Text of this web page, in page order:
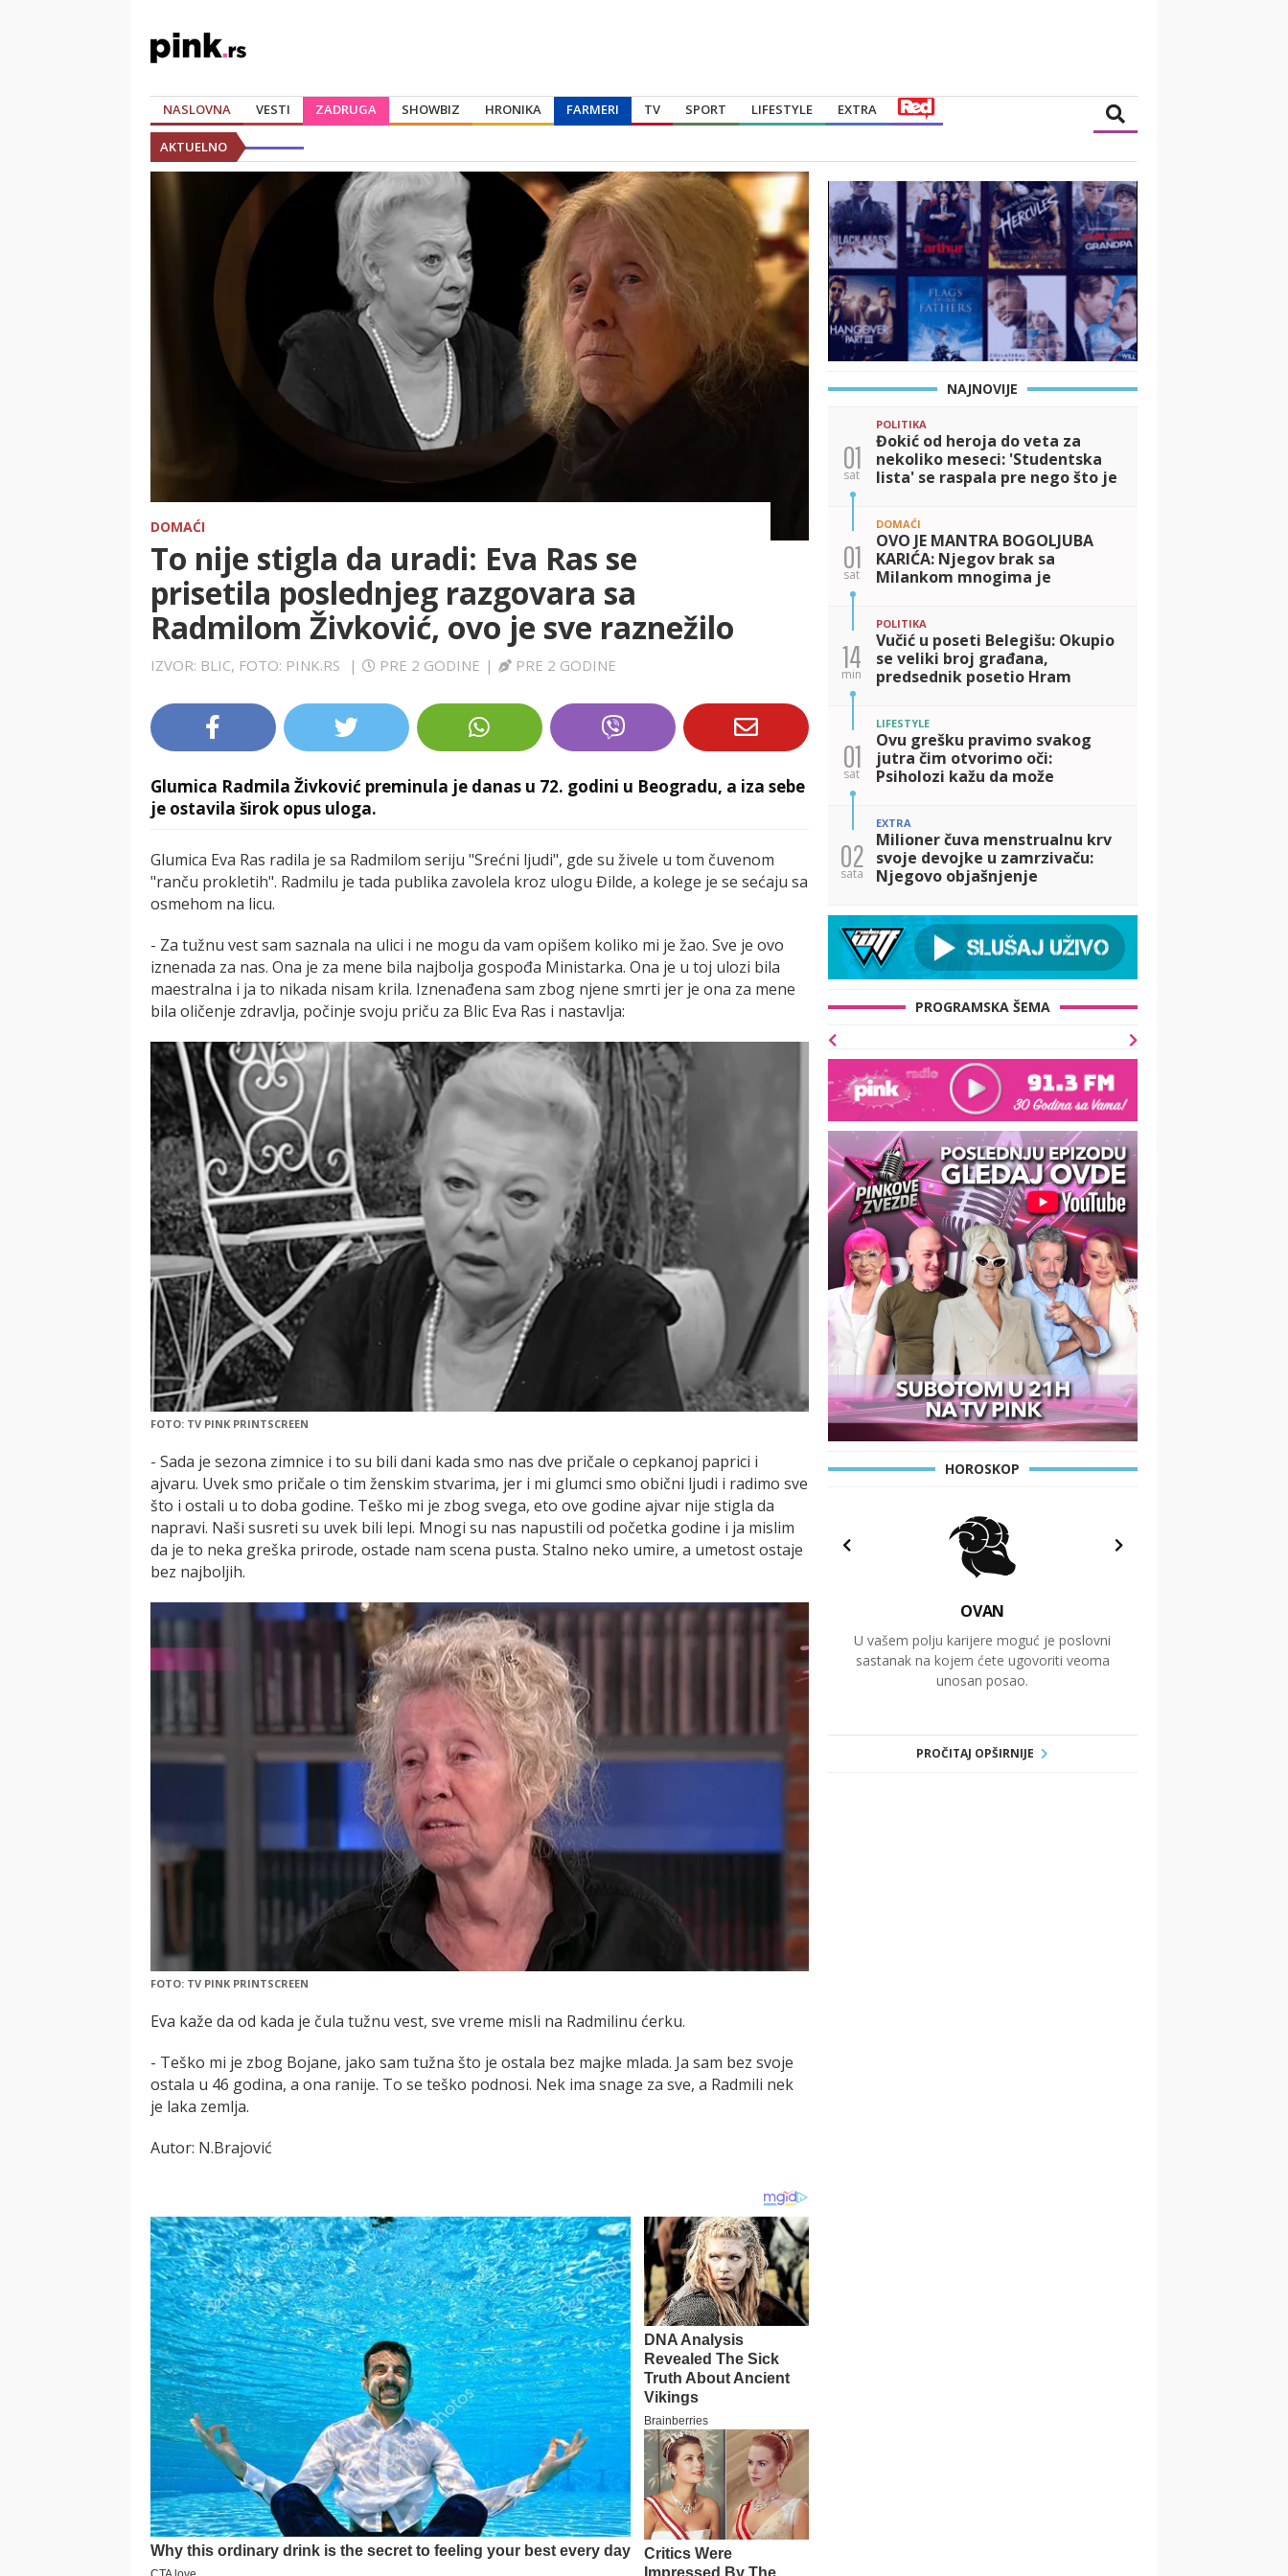
NASLOVNA VESTI ZADRUGA SHOWBIZ HRONIKA FARMERI TV SPORT LIFESTYLE EXTRA
AKTUELNO
DOMAĆI
To nije stigla da uradi: Eva Ras se
prisetila poslednjeg razgovara sa
Radmilom Živković, ovo je sve raznežilo
IZVOR: BLIC, FOTO: PINK.RS | PRE 2 GODINE | PRE 2 GODINE
Glumica Radmila Živković preminula je danas u 72. godini u Beogradu, a iza sebe
je ostavila širok opus uloga.
Glumica Eva Ras radila je sa Radmilom seriju "Srećni ljudi", gde su živele u tom čuvenom
"ranču prokletih". Radmilu je tada publika zavolela kroz ulogu Đilde, a kolege je se sećaju sa
osmehom na licu.
- Za tužnu vest sam saznala na ulici i ne mogu da vam opišem koliko mi je žao. Sve je ovo
iznenada za nas. Ona je za mene bila najbolja gospođa Ministarka. Ona je u toj ulozi bila
maestralna i ja to nikada nisam krila. Iznenađena sam zbog njene smrti jer je ona za mene
bila oličenje zdravlja, počinje svoju priču za Blic Eva Ras i nastavlja:
FOTO: TV PINK PRINTSCREEN
- Sada je sezona zimnice i to su bili dani kada smo nas dve pričale o cepkanoj paprici i
ajvaru. Uvek smo pričale o tim ženskim stvarima, jer i mi glumci smo obični ljudi i radimo sve
što i ostali u to doba godine. Teško mi je zbog svega, eto ove godine ajvar nije stigla da
napravi. Naši susreti su uvek bili lepi. Mnogi su nas napustili od početka godine i ja mislim
da je to neka greška prirode, ostade nam scena pusta. Stalno neko umire, a umetost ostaje
bez najboljih.
FOTO: TV PINK PRINTSCREEN
Eva kaže da od kada je čula tužnu vest, sve vreme misli na Radmilinu ćerku.
- Teško mi je zbog Bojane, jako sam tužna što je ostala bez majke mlada. Ja sam bez svoje
ostala u 46 godina, a ona ranije. To se teško podnosi. Nek ima snage za sve, a Radmili nek
je laka zemlja.
Autor: N.Brajović
NAJNOVIJE
01
sat
POLITIKA
Đokić od heroja do veta za
nekoliko meseci: 'Studentska
lista' se raspala pre nego što je
01
sat
DOMAĆI
OVO JE MANTRA BOGOLJUBA
KARIĆA: Njegov brak sa
Milankom mnogima je
TAJNA srećnog života!
14
min
POLITIKA
Vučić u poseti Belegišu: Okupio
se veliki broj građana,
predsednik posetio Hram
01
sat
LIFESTYLE
Ovu grešku pravimo svakog
jutra čim otvorimo oči:
Psiholozi kažu da može
02
sata
EXTRA
Milioner čuva menstrualnu krv
svoje devojke u zamrzivaču:
Njegovo objašnjenje
PROGRAMSKA ŠEMA
HOROSKOP
OVAN
U vašem polju karijere moguć je poslovni
sastanak na kojem ćete ugovoriti veoma
unosan posao.
PROČITAJ OPŠIRNIJE